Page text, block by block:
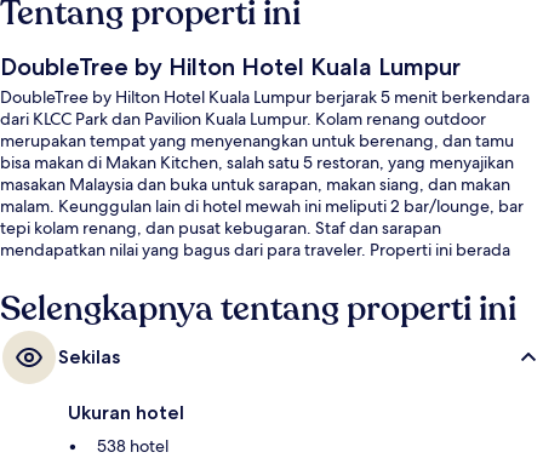
Tentang properti ini
DoubleTree by Hilton Hotel Kuala Lumpur
DoubleTree by Hilton Hotel Kuala Lumpur berjarak 5 menit berkendara
dari KLCC Park dan Pavilion Kuala Lumpur. Kolam renang outdoor
merupakan tempat yang menyenangkan untuk berenang, dan tamu
bisa makan di Makan Kitchen, salah satu 5 restoran, yang menyajikan
masakan Malaysia dan buka untuk sarapan, makan siang, dan makan
malam. Keunggulan lain di hotel mewah ini meliputi 2 bar/lounge, bar
tepi kolam renang, dan pusat kebugaran. Staf dan sarapan
mendapatkan nilai yang bagus dari para traveler. Properti ini berada
menit dan Stasiun KLCC berjarak 14 menit.
Selengkapnya tentang properti ini
Sekilas
Ukuran hotel
538 hotel